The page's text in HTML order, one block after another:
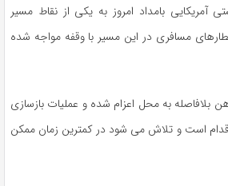
آمریکایی بامداد امروز به یکی از ‌نقاط مسیر
مسافری در این مسیر با وقفه مواجه شده
بلافاصله به محل اعزام شده و عملیات بازسازی
است و تلاش می شود در کمترین زمان ممکن